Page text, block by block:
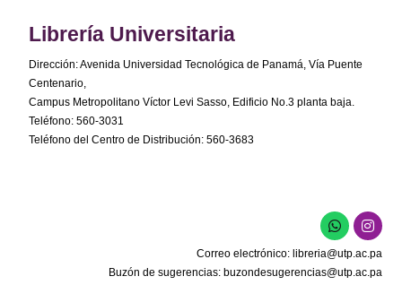
Librería Universitaria
Dirección: Avenida Universidad Tecnológica de Panamá, Vía Puente
Centenario,
Campus Metropolitano Víctor Levi Sasso, Edificio No.3 planta baja.
Teléfono: 560-3031
Teléfono del Centro de Distribución: 560-3683
Correo electrónico: libreria@utp.ac.pa
Buzón de sugerencias: buzondesugerencias@utp.ac.pa